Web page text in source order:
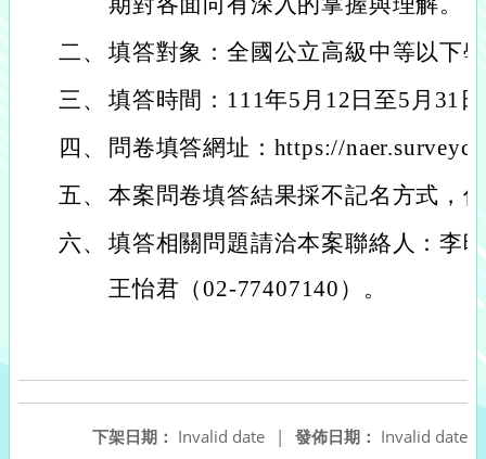
二、 填答對象：全國公立高級中等以下
三、 填答時間：111年5月12日至5月31
四、
問卷填答網址：https://
五、 本案問卷填答結果採不記名方式，
六、 填答相關問題請洽本案聯絡人：李
王怡君（02-77407140）。
發佈日期： Invalid date
下架日期： Invalid date
|